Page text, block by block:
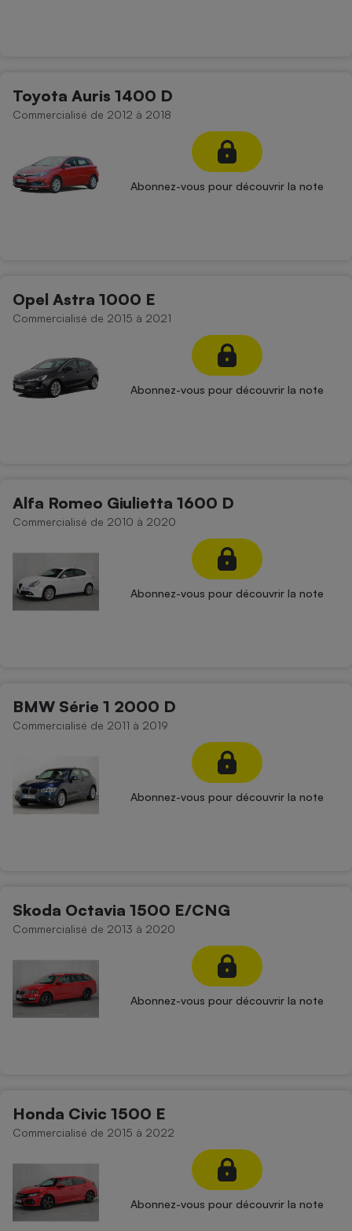
Toyota Auris 1400 D
Commercialisé de 2012 à 2018
Abonnez-vous pour découvrir la note
Opel Astra 1000 E
Commercialisé de 2015 à 2021
Abonnez-vous pour découvrir la note
Alfa Romeo Giulietta 1600 D
Commercialisé de 2010 à 2020
Abonnez-vous pour découvrir la note
BMW Série 1 2000 D
Commercialisé de 2011 à 2019
Abonnez-vous pour découvrir la note
Skoda Octavia 1500 E/CNG
Commercialisé de 2013 à 2020
Abonnez-vous pour découvrir la note
Honda Civic 1500 E
Commercialisé de 2015 à 2022
Abonnez-vous pour découvrir la note